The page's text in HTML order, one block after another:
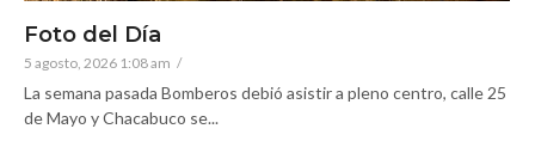
Foto del Día
5 agosto, 2026 1:08 am /
La semana pasada Bomberos debió asistir a pleno centro, calle 25
de Mayo y Chacabuco se...